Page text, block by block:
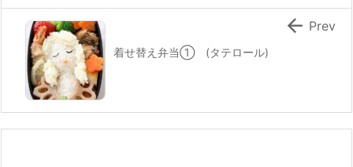
着せ替え弁当① (タテロール)
 Prev